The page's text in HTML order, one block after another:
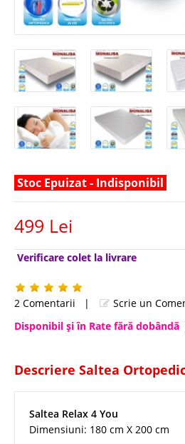
Stoc Epuizat - Indisponibil
499 Lei
Verificare colet la livrare
2 Comentarii |
Scrie un
Disponibil şi în Rate fără dobândă
Descriere Saltea
Saltea Relax 4 You
Dimensiuni: 180 cm X 200 cm